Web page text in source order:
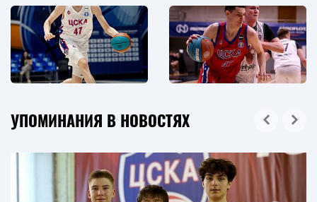
УПОМИНАНИЯ В НОВОСТЯХ